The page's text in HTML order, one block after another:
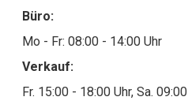
Büro:
Mo - Fr: 08:00 - 14:00 Uhr
Verkauf:
Fr. 15:00 - 18:00 Uhr, Sa.